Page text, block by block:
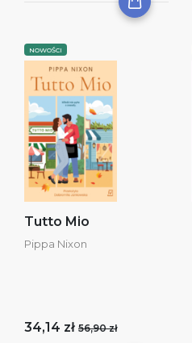
NOWOŚCI
Tutto Mio
Pippa Nixon
34,14 zł 56,90 zł